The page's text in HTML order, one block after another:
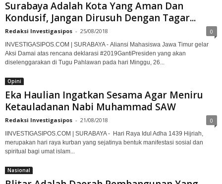
Surabaya Adalah Kota Yang Aman Dan
Kondusif, Jangan Dirusuh Dengan Tagar...
Redaksi Investigasipos - 25/08/2018 0
INVESTIGASIPOS.COM | SURABAYA - Aliansi Mahasiswa Jawa Timur gelar
Aksi Damai atas rencana deklarasi #2019GantiPresiden yang akan
diselenggarakan di Tugu Pahlawan pada hari Minggu, 26...
Opini
Eka Haulian Ingatkan Sesama Agar Meniru
Ketauladanan Nabi Muhammad SAW
Redaksi Investigasipos - 21/08/2018 0
IINVESTIGASIPOS.COM | SURABAYA - Hari Raya Idul Adha 1439 Hijriah,
merupakan hari raya kurban yang sejatinya bentuk manifestasi sosial dan
spiritual bagi umat islam...
Nasional